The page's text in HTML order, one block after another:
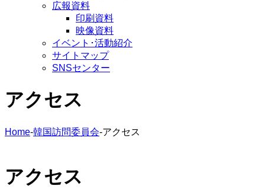
広報資料
印刷資料
映像資料
イベント･活動紹介
サイトマップ
SNSセンター
アクセス
Home-韓国訪問委員会-アクセス
アクセス